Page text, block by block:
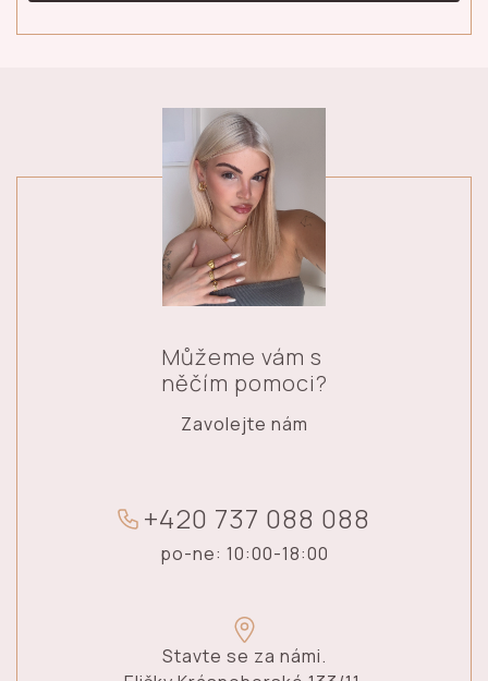
Můžeme vám s
něčím pomoci?
Zavolejte nám
+420 737 088 088
po-ne: 10:00-18:00
Stavte se za námi.